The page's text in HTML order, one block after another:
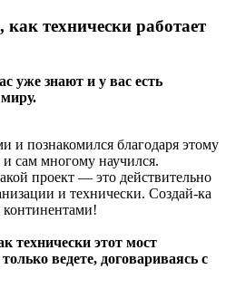
технически работает
уже знают и у вас есть
познакомился благодаря этому
и сам многому научился.
проект — это действительно
и технически. Создай-ка
технически этот мост
ведете, договариваясь с